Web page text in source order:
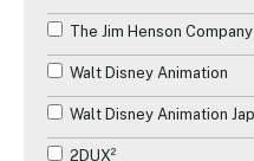
The Jim Henson Company
Walt Disney Animation
Walt Disney Animation
2DUX²